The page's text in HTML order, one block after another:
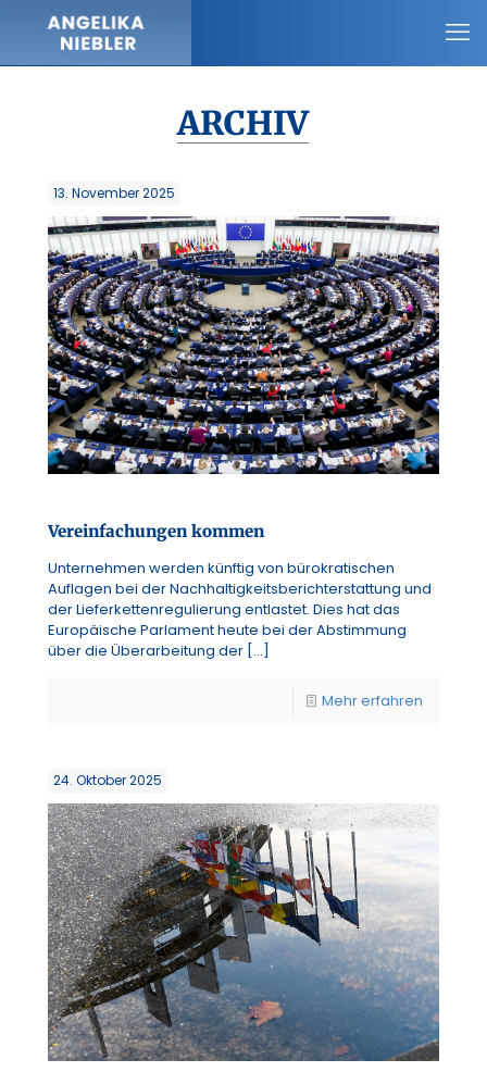
ARCHIV
13. November 2025
Vereinfachungen kommen
Unternehmen werden künftig von bürokratischen
Auflagen bei der Nachhaltigkeitsberichterstattung und
der Lieferkettenregulierung entlastet. Dies hat das
Europäische Parlament heute bei der Abstimmung
über die Überarbeitung der […]
Mehr erfahren
24. Oktober 2025